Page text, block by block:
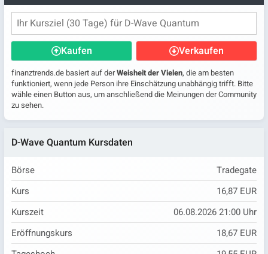
Kaufen Verkaufen
finanztrends.de basiert auf derWeisheit der Vielen, die am besten
funktioniert, wenn jede Person ihre Einschätzung unabhängig trifft. Bitte
wähle einen Button aus, um anschließend die Meinungen der Community
zu sehen.
D-Wave Quantum Kursdaten
Börse
Tradegate
Kurs
16,87 EUR
Kurszeit
06.08.2026 21:00 Uhr
Eröffnungskurs
18,67 EUR